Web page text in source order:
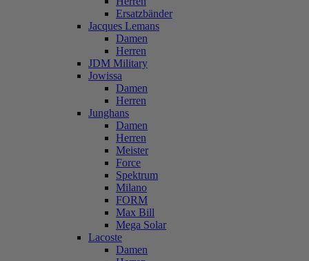
Ersatzbänder
Jacques Lemans
Damen
Herren
JDM Military
Jowissa
Damen
Herren
Junghans
Damen
Herren
Meister
Force
Spektrum
Milano
FORM
Max Bill
Mega Solar
Lacoste
Damen